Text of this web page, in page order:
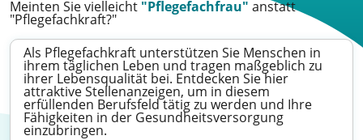
Meinten Sie vielleicht "Pflegefachfrau" anstatt
"Pflegefachkraft?"
Als Pflegefachkraft unterstützen Sie Menschen in
ihrem täglichen Leben und tragen maßgeblich zu
ihrer Lebensqualität bei. Entdecken Sie hier
attraktive Stellenanzeigen, um in diesem
erfüllenden Berufsfeld tätig zu werden und Ihre
Fähigkeiten in der Gesundheitsversorgung
einzubringen.